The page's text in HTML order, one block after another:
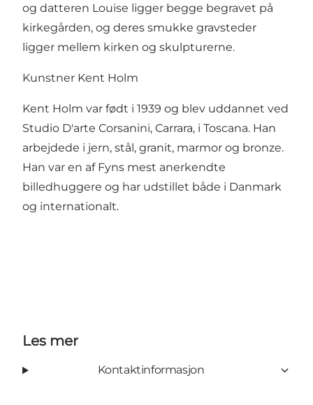
og datteren Louise ligger begge begravet på
kirkegården, og deres smukke gravsteder
ligger mellem kirken og skulpturerne.
Kunstner Kent Holm
Kent Holm var født i 1939 og blev uddannet ved
Studio D'arte Corsanini, Carrara, i Toscana. Han
arbejdede i jern, stål, granit, marmor og bronze.
Han var en af Fyns mest anerkendte
billedhuggere og har udstillet både i Danmark
og internationalt.
Les mer
Kontaktinformasjon